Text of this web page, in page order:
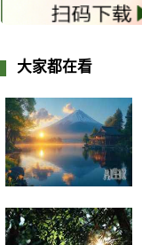
大家都在看